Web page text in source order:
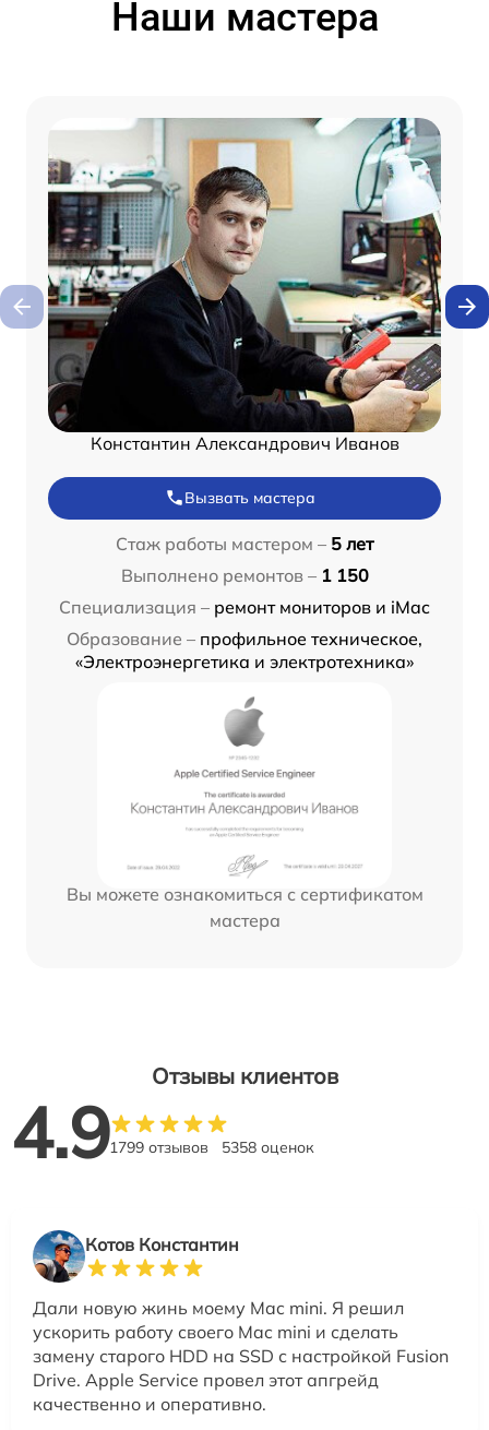
Наши мастера
Константин Александрович Иванов
Вызвать мастера
Стаж работы мастером – 5 лет
Выполнено ремонтов – 1 150
Специализация – ремонт мониторов и iMac
Образование – профильное техническое,
«Электроэнергетика и электротехника»
Вы можете ознакомиться с сертификатом
мастера
Отзывы клиентов
4.91799 отзывов 5358 оценок
Котов Константин
Дали новую жинь моему Mac mini. Я решил
ускорить работу своего Mac mini и сделать
замену старого HDD на SSD с настройкой Fusion
Drive. Apple Service провел этот апгрейд
качественно и оперативно.